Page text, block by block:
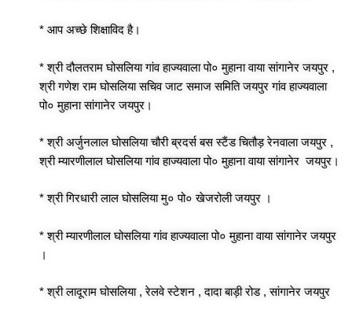
* आप अच्छे शिक्षाविद है।
* श्री दौलतराम घोसलिया गांव हाज्यवाला पो० मुहाना वाया सांगानेर जयपुर ,
श्री गणेश राम घोसलिया सचिव जाट समाज समिति जयपुर गांव हाज्यवाला
पो० मुहाना सांगानेर जयपुर।
* श्री अर्जुनलाल घोसलिया चौरी ब्रदर्स बस स्टैंड चितौड़ रेनवाला जयपुर ,
श्री म्यारणीलाल घोसलिया गांव हाज्यवाला पो० मुहाना वाया सांगानेर जयपुर।
* श्री गिरधारी लाल घोसलिया मु० पो० खेजरोली जयपुर ।
* श्री म्यारणीलाल घोसलिया गांव हाज्यवाला पो० मुहाना वाया सांगानेर जयपुर
।
* श्री लादूराम घोसलिया , रेलवे स्टेशन , दादा बाड़ी रोड , सांगानेर जयपुर